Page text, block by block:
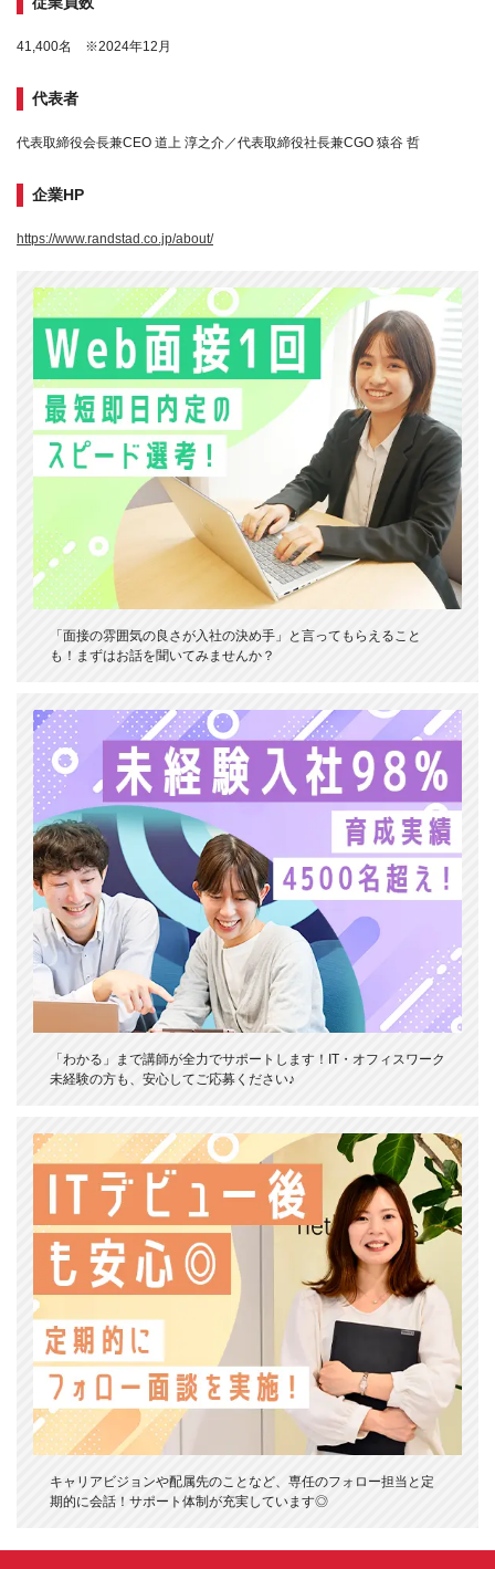
41,400名 ※2024年12月
代表者
代表取締役会長兼CEO 道上 淳之介／代表取締役社長兼CGO 猿谷 哲
企業HP
https://www.randstad.co.jp/about/
「面接の雰囲気の良さが入社の決め手」と言ってもらえること
も！まずはお話を聞いてみませんか？
「わかる」まで講師が全力でサポートします！IT・オフィスワーク
未経験の方も、安心してご応募ください♪
キャリアビジョンや配属先のことなど、専任のフォロー担当と定
期的に会話！サポート体制が充実しています◎